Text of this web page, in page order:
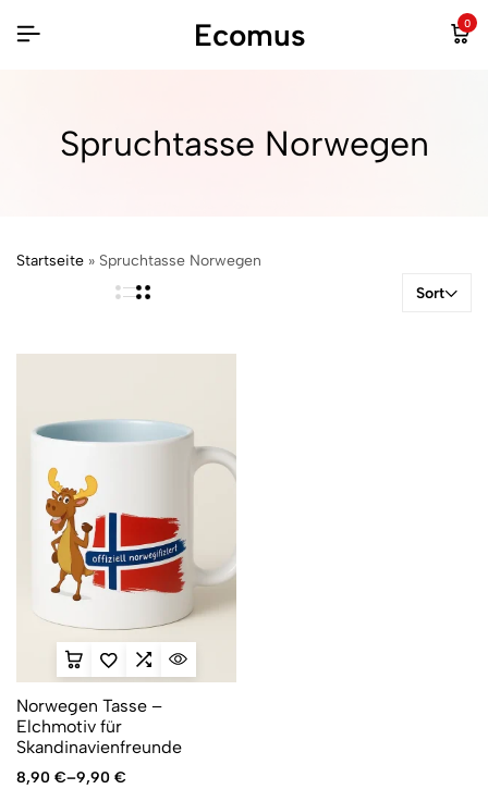
Ecomus 0
Spruchtasse Norwegen
Startseite » Spruchtasse Norwegen
Sort
Norwegen Tasse –
Elchmotiv für
Skandinavienfreunde
8,90 €–9,90 €